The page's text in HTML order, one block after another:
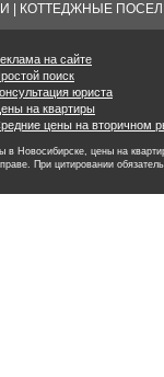
КОТТЕДЖНЫЕ
на сайте
поиск
юриста
на квартиры
цены на вторичном
Новосибирске, цены на
При цитировании